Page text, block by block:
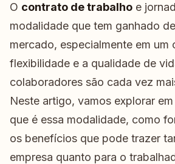
O contrato de trabalho e
modalidade que tem ganhado
mercado, especialmente em um
flexibilidade e a qualidade de
colaboradores são cada vez
Neste artigo, vamos explorar
que é essa modalidade, como
os benefícios que pode trazer
empresa quanto para o